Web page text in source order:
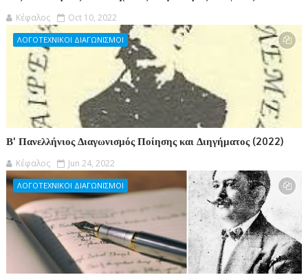
Κέφαλος Oct 10, 2022
ΛΟΓΟΤΕΧΝΙΚΟΙ ΔΙΑΓΩΝΙΣΜΟΙ
Β' Πανελλήνιος Διαγωνισμός Ποίησης και Διηγήματος (2022)
Κέφαλος Jun 24, 2022
ΛΟΓΟΤΕΧΝΙΚΟΙ ΔΙΑΓΩΝΙΣΜΟΙ